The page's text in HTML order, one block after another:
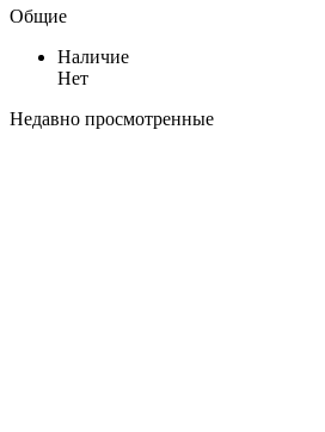
Общие
Наличие
Нет
Недавно просмотренные